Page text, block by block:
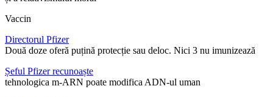
Vaccin
Directorul Pfizer
Două doze oferă puțină protecție sau deloc. Nici 3 nu imunizează
Șeful Pfizer recunoaște
tehnologica m-ARN poate modifica ADN-ul uman